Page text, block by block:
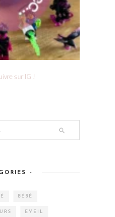
sur IG !
–
BÉBÉ
EVEIL